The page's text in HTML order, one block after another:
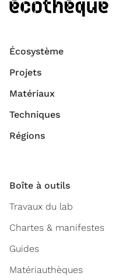
Écosystème
Projets
Matériaux
Techniques
Régions
Boîte à outils
Travaux du lab
Chartes & manifestes
Guides
Matériauthèques